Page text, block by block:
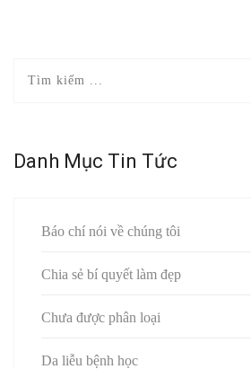
Danh Mục Tin Tức
Báo chí nói về chúng tôi
Chia sẻ bí quyết làm đẹp
Chưa được phân loại
Da liễu bệnh học